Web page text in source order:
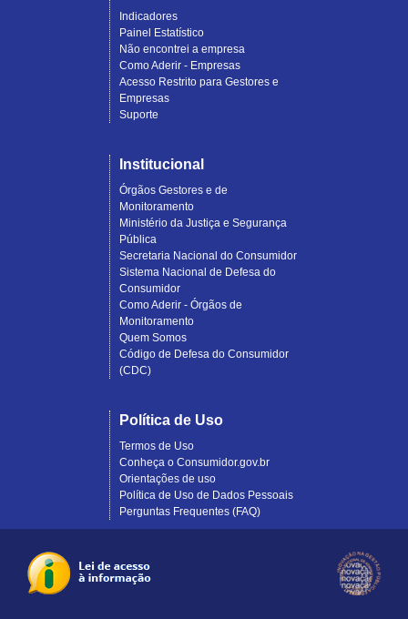
Indicadores
Painel Estatístico
Não encontrei a empresa
Como Aderir - Empresas
Acesso Restrito para Gestores e
Empresas
Suporte
Institucional
Órgãos Gestores e de
Monitoramento
Ministério da Justiça e Segurança
Pública
Secretaria Nacional do Consumidor
Sistema Nacional de Defesa do
Consumidor
Como Aderir - Órgãos de
Monitoramento
Quem Somos
Código de Defesa do Consumidor
(CDC)
Política de Uso
Termos de Uso
Conheça o Consumidor.gov.br
Orientações de uso
Política de Uso de Dados Pessoais
Perguntas Frequentes (FAQ)